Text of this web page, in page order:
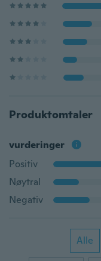
Produktomtaler
vurderinger
Positiv
Nøytral
Negativ
Alle